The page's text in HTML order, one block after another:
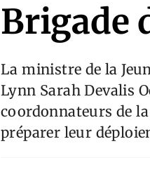
Brigade
La ministre de la
Lynn Sarah Devalis
coordonnateurs de
préparer leur